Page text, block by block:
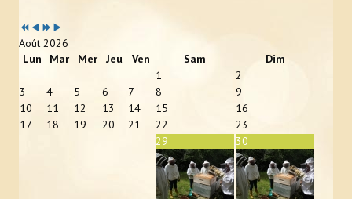
Année
précédente
Mois
précédent
Année
suivante
Mois
suivant
Août 2026
Lun
Mar Mer Jeu Ven Sam
Dim
1
2
3
4 5 6 7 8
9
10
11 12 13 14 15
16
17
18 19 20 21 22 23
29 30